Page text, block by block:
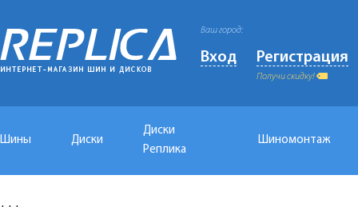
Ваш город:
Вход Регистрация
Получи скидку!
Шины Диски
Диски
Реплика
Шиномонтаж